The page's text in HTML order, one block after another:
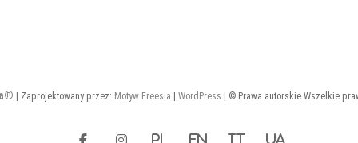
| Zaprojektowany przez: Motyw Freesia | WordPress | © Prawa autorskie Wszelkie
facebookinstagram
PL EN IT UA